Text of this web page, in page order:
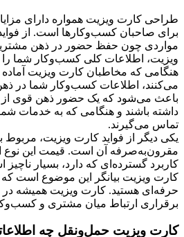
طراحی کارت ویزیت همواره دارای
برای صاحبان کسب‌وکارها است. از
مواردی چون حفظ حضور در ذهن
ویزیت، اطلاعات کلی کسب‌وکار شما
هنگامی که مخاطبان کارت ویزیت
می‌کنند، اطلاعات کسب‌وکار شما در
باعث می‌شود که یک حضور ذهن قوی
داشته باشند و هنگامی که به خدمات شما
تماس می‌گیرند.
یکی دیگر از فواید کارت ویزیت، مربوط
مقرون‌به‌صرفه آن است. قیمت این نوع
کاربرد گسترده‌ای که دارد، بسیار ناچیز
کارت ویزیت بیانگر این موضوع است که
حرفه‌ای هستید. کارت ویزیت همیشه
برقراری ارتباط میان مشتری و
کارت ویزیت حمل‌ونقل چه